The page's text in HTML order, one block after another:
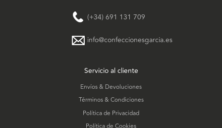
(+34) 691 131 709
info@confeccionesgarcia.es
Servicio al cliente
Envíos & Devoluciones
Términos & Condiciones
Política de Privacidad